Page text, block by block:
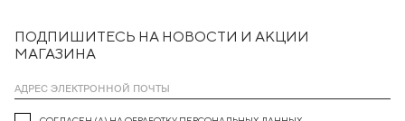
ПОДПИШИТЕСЬ НА НОВОСТИ И АКЦИИ
МАГАЗИНА